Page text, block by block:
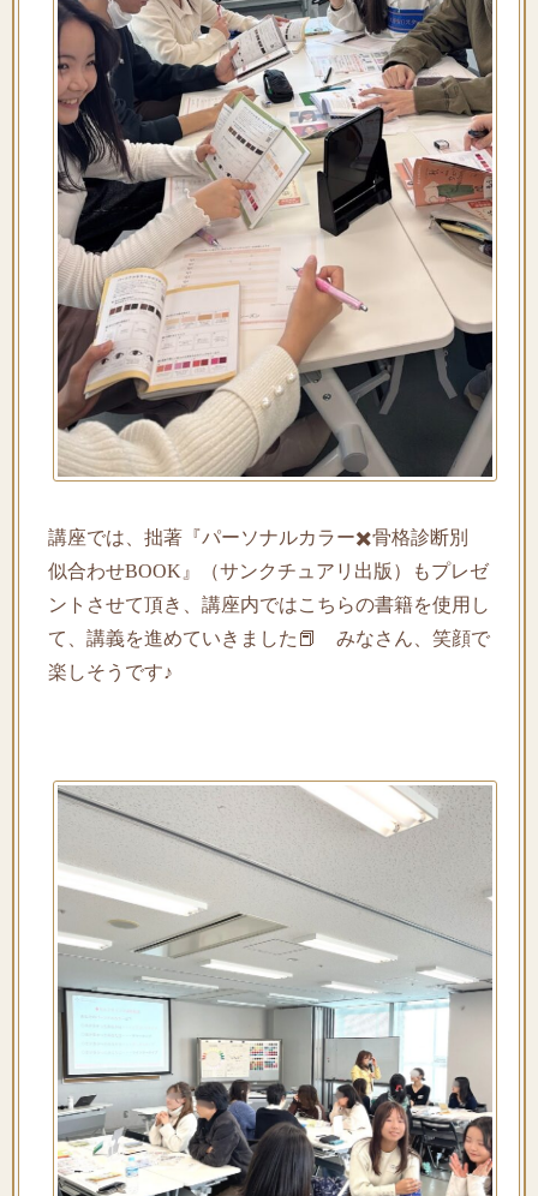
講座では、拙著『パーソナルカラー✖️骨格診断別
似合わせBOOK』（サンクチュアリ出版）もプレゼ
ントさせて頂き、講座内ではこちらの書籍を使用し
て、講義を進めていきました📕 みなさん、笑顔で
楽しそうです♪